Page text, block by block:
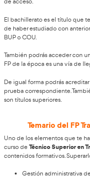
Academia del
mano de un curso
Lérida.Uno de los
en un puntal básico
a un empleo estable y
expertos de la
cambiar tu futuro
podrás seguir